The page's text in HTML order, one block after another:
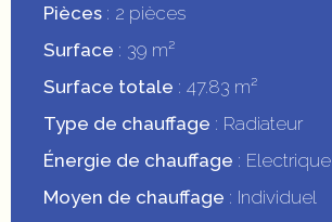
Pièces
2 pièces
Surface
39 m²
Surface totale
47.83 m²
Type de chauffage
Radiateur
Énergie de chauffage
Electrique
Moyen de chauffage
Individuel